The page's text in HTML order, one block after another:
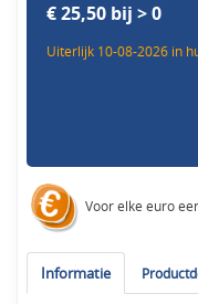
€ 25,50 bij > 0
Uiterlijk 10-08-2026 in
Voor elke euro
Informatie